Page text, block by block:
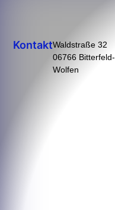
KontaktWaldstraße 32
06766 Bitterfeld-
Wolfen